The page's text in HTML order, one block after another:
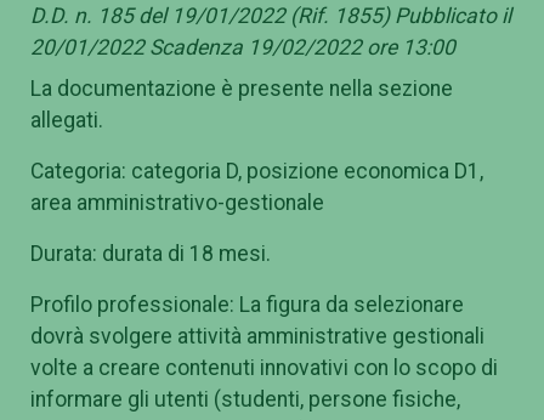
D.D. n. 185 del 19/01/2022 (Rif. 1855) Pubblicato il
20/01/2022 Scadenza 19/02/2022 ore 13:00
La documentazione è presente nella sezione
allegati.
Categoria: categoria D, posizione economica D1,
area amministrativo-gestionale
Durata: durata di 18 mesi.
Profilo professionale: La figura da selezionare
dovrà svolgere attività amministrative gestionali
volte a creare contenuti innovativi con lo scopo di
informare gli utenti (studenti, persone fisiche,